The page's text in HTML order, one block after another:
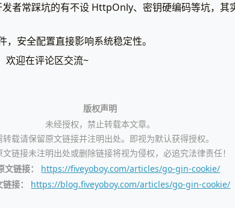
者常踩坑的有不设 HttpOnly、密钥硬编码等坑，其
安全配置直接影响系统稳定性。
欢迎在评论区交流~
版权声明
未经授权，禁止转载本文章。
转载请保留原文链接并注明出处。即视为默认获得授权。
文链接未注明出处或删除链接将视为侵权，必追究法律责任！
文链接：
https://fiveyoboy.com/articles/go-gin-cookie/
接：
https://blog.fiveyoboy.com/articles/go-gin-cookie/